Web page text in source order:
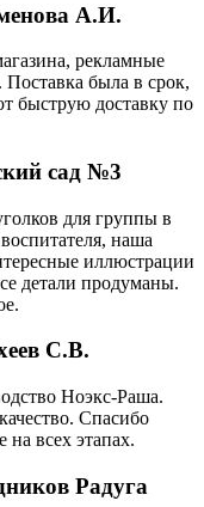
А.И.
рекламные
была в срок,
быструю доставку по
сад №3
для группы в
наша
иллюстрации
детали продуманы.
С.В.
Ноэкс-Раша.
Спасибо
всех этапах.
Радуга